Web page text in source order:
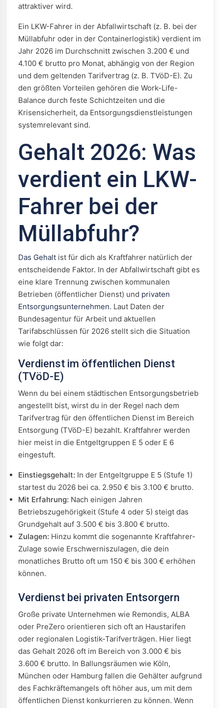
attraktiver wird.
Ein LKW-Fahrer in der Abfallwirtschaft (z. B. bei der
Müllabfuhr oder in der Containerlogistik) verdient im
Jahr 2026 im Durchschnitt zwischen 3.200 € und
4.100 € brutto pro Monat, abhängig von der Region
und dem geltenden Tarifvertrag (z. B. TVöD-E). Zu
den größten Vorteilen gehören die Work-Life-
Balance durch feste Schichtzeiten und die
Krisensicherheit, da Entsorgungsdienstleistungen
systemrelevant sind.
Gehalt 2026: Was
verdient ein LKW-
Fahrer bei der
Müllabfuhr?
Das Gehalt ist für dich als Kraftfahrer natürlich der
entscheidende Faktor. In der Abfallwirtschaft gibt es
eine klare Trennung zwischen kommunalen
Betrieben (öffentlicher Dienst) und privaten
Entsorgungsunternehmen. Laut Daten der
Bundesagentur für Arbeit und aktuellen
Tarifabschlüssen für 2026 stellt sich die Situation
wie folgt dar:
Verdienst im öffentlichen Dienst
(TVöD-E)
Wenn du bei einem städtischen Entsorgungsbetrieb
angestellt bist, wirst du in der Regel nach dem
Tarifvertrag für den öffentlichen Dienst im Bereich
Entsorgung (TVöD-E) bezahlt. Kraftfahrer werden
hier meist in die Entgeltgruppen E 5 oder E 6
eingestuft.
Einstiegsgehalt: In der Entgeltgruppe E 5 (Stufe 1)
startest du 2026 bei ca. 2.950 € bis 3.100 € brutto.
Mit Erfahrung: Nach einigen Jahren
Betriebszugehörigkeit (Stufe 4 oder 5) steigt das
Grundgehalt auf 3.500 € bis 3.800 € brutto.
Zulagen: Hinzu kommt die sogenannte Kraftfahrer-
Zulage sowie Erschwerniszulagen, die dein
monatliches Brutto oft um 150 € bis 300 € erhöhen
können.
Verdienst bei privaten Entsorgern
Große private Unternehmen wie Remondis, ALBA
oder PreZero orientieren sich oft an Haustarifen
oder regionalen Logistik-Tarifverträgen. Hier liegt
das Gehalt 2026 oft im Bereich von 3.000 € bis
3.600 € brutto. In Ballungsräumen wie Köln,
München oder Hamburg fallen die Gehälter aufgrund
des Fachkräftemangels oft höher aus, um mit dem
öffentlichen Dienst konkurrieren zu können. Wenn